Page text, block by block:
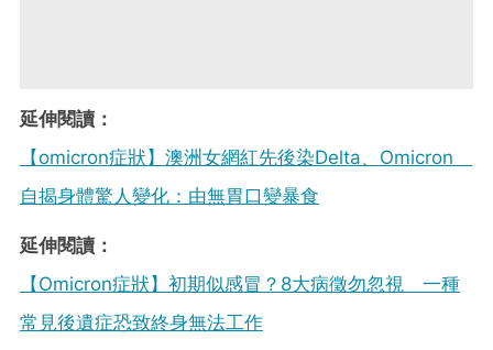
延伸閱讀：
【omicron症狀】澳洲女網紅先後染Delta、Omicron
自揭身體驚人變化：由無胃口變暴食
延伸閱讀：
【Omicron症狀】初期似感冒？8大病徵勿忽視 一種
常見後遺症恐致終身無法工作